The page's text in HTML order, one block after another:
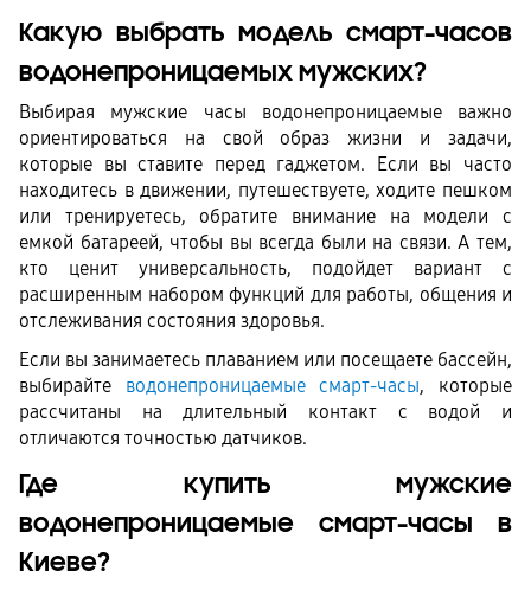
Какую выбрать модель смарт-часов
водонепроницаемых мужских?
Выбирая мужские часы водонепроницаемые важно
ориентироваться на свой образ жизни и задачи,
которые вы ставите перед гаджетом. Если вы часто
находитесь в движении, путешествуете, ходите пешком
или тренируетесь, обратите внимание на модели с
емкой батареей, чтобы вы всегда были на связи. А тем,
кто ценит универсальность, подойдет вариант с
расширенным набором функций для работы, общения и
отслеживания состояния здоровья.
Если вы занимаетесь плаванием или посещаете бассейн,
выбирайте водонепроницаемые смарт-часы, которые
рассчитаны на длительный контакт с водой и
отличаются точностью датчиков.
Где купить мужские
водонепроницаемые смарт-часы в
Киеве?